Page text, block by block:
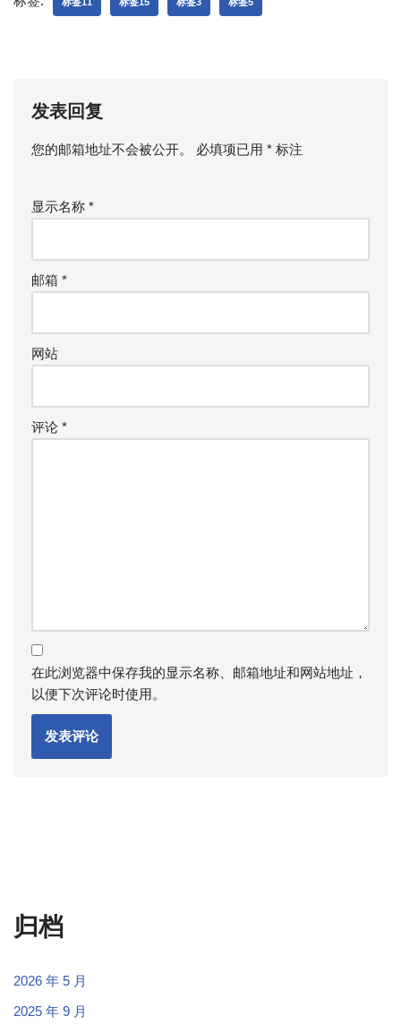
发表回复
您的邮箱地址不会被公开。 必填项已用 * 标注
显示名称 *
邮箱 *
网站
评论 *
在此浏览器中保存我的显示名称、邮箱地址和网站地址，
以便下次评论时使用。
归档
2026 年 5 月
2025 年 9 月